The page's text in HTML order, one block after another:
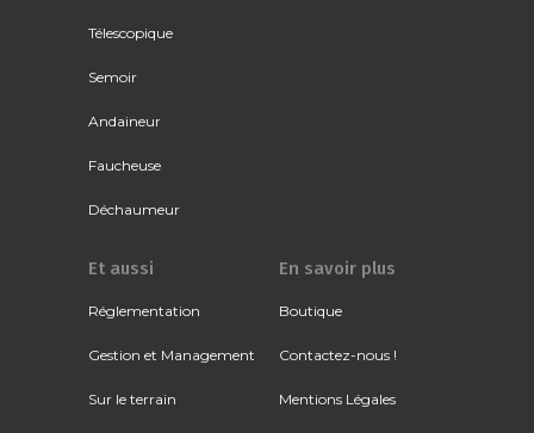
Télescopique
Semoir
Andaineur
Faucheuse
Déchaumeur
Et aussi
Réglementation
Gestion et Management
Sur le terrain
En savoir plus
Boutique
Contactez-nous !
Mentions Légales